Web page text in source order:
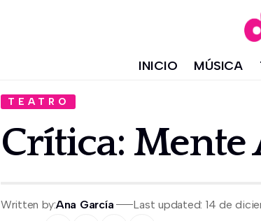
INICIO MÚSICA
TEATRO
Crítica:
Written by:Ana García Last updated: 14 de